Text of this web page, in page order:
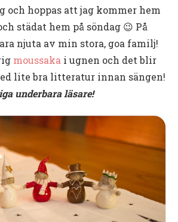
och hoppas att jag kommer hem
städat hem på söndag 😉 På
njuta av min stora, goa familj!
moussaka i ugnen och det blir
lite bra litteratur innan sängen!
underbara läsare!